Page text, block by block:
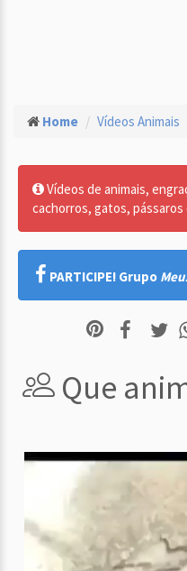
Home Vídeos Animais
Vídeos de animais,
cachorros, gatos, pássaros
PARTICIPE! Grupo
Que